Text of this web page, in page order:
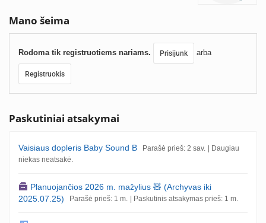
Mano šeima
Rodoma tik registruotiems nariams. Prisijunk arba
Registruokis
Paskutiniai atsakymai
Vaisiaus dopleris Baby Sound B Parašė prieš: 2 sav. | Daugiau
niekas neatsakė.
Planuojančios 2026 m. mažylius 🧸 (Archyvas iki
2025.07.25) Parašė prieš: 1 m. | Paskutinis atsakymas prieš: 1 m.